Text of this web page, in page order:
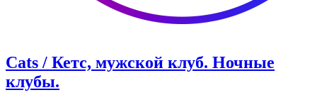
Cats / Кетс, мужской клуб. Ночные
клубы.